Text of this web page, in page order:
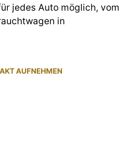
jedes Auto möglich, vom
in
AUFNEHMEN